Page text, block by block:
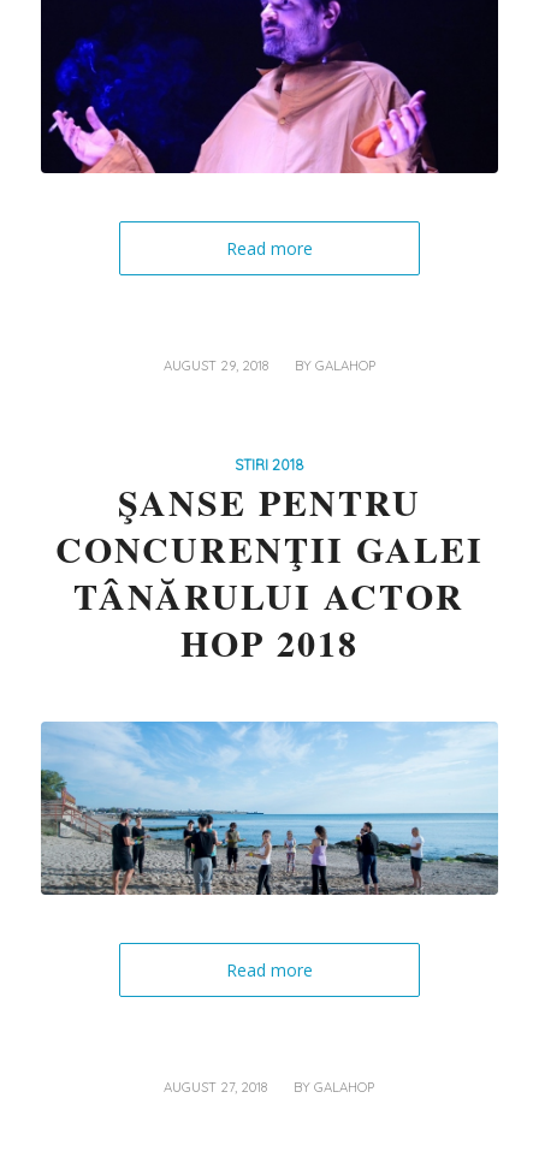
Read more
AUGUST 29, 2018
/ BY GALAHOP
STIRI 2018
ŞANSE PENTRU
CONCURENŢII GALEI
TÂNĂRULUI ACTOR
HOP 2018
Read more
AUGUST 27, 2018
/ BYGALAHOP